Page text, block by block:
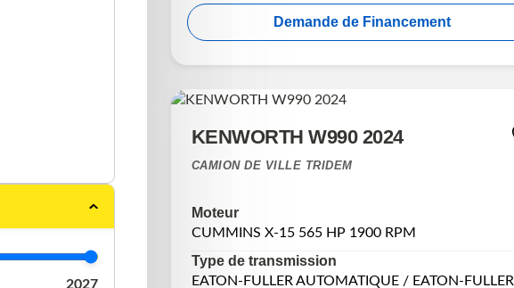
2027
Demande de Financement
KENWORTH W990 2024
CAMION DE VILLE TRIDEM
Moteur
CUMMINS X-15 565 HP 1900 RPM
Type de transmission
EATON-FULLER AUTOMATIQUE / EATON-FULLER